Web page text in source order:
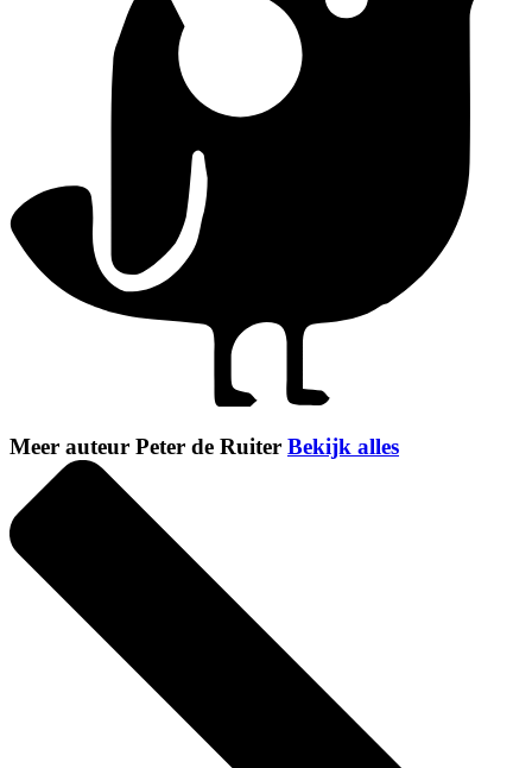
Meer auteur Peter de Ruiter Bekijk alles